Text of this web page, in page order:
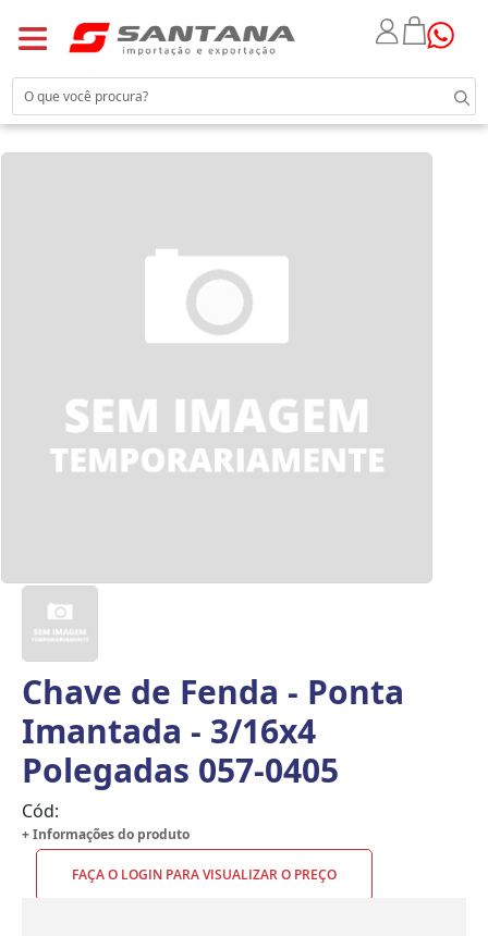
Chave de Fenda - Ponta
Imantada - 3/16x4
Polegadas 057-0405
Cód:
+ Informações do produto
FAÇA O LOGIN PARA VISUALIZAR O PREÇO